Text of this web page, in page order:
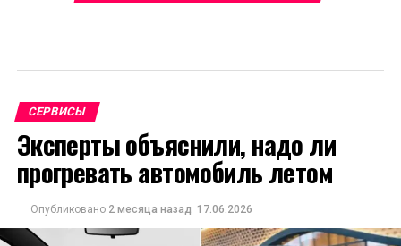
СЕРВИСЫ
Эксперты объяснили, надо ли
прогревать автомобиль летом
Опубликовано 2 месяца назад 17.06.2026